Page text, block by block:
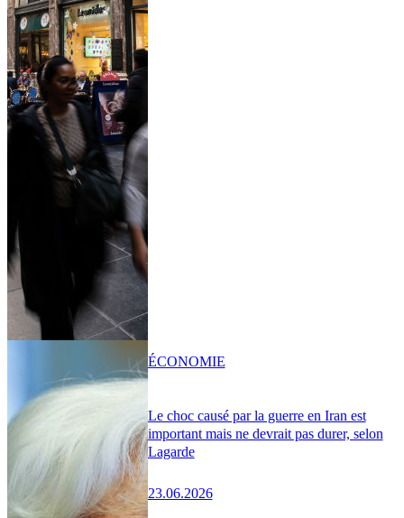
Le choc causé par la guerre en Iran est
important mais ne devrait pas durer, selon
Lagarde
23.06.2026
ÉCONOMIE